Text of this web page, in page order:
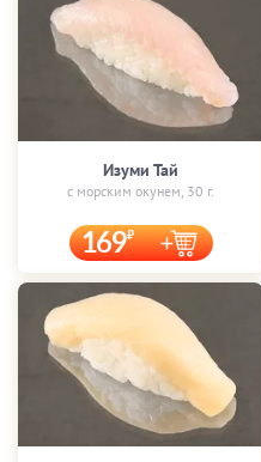
Изуми Тай
с морским окунем, 30 г.
169